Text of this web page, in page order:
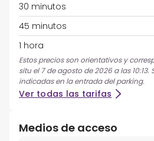
30 minutos
45 minutos
1 hora
Estos precios son orientativos y
situ el 7 de agosto de 2026 a las
indicadas en la entrada del parking.
Ver todas las tarifas
Medios de acceso